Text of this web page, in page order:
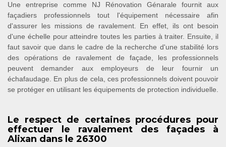
Une entreprise comme NJ Rénovation Génarale fournit aux
façadiers professionnels tout l'équipement nécessaire afin
d'assurer les missions de ravalement. En effet, ils ont besoin
d'une échelle pour atteindre toutes les parties à traiter. Ensuite, il
faut savoir que dans le cadre de la recherche d'une stabilité lors
des opérations de ravalement de façade, les professionnels
peuvent demander aux employeurs de leur fournir un
échafaudage. En plus de cela, ces professionnels doivent pouvoir
se protéger en utilisant les équipements de protection individuelle.
Le respect de certaines procédures pour
effectuer le ravalement des façades à
Alixan dans le 26300